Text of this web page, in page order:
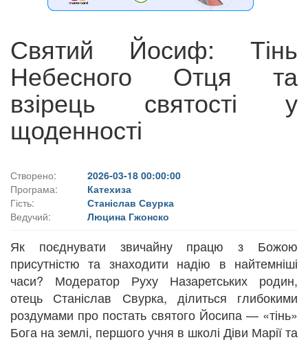
Святий Йосиф: Тінь
Небесного Отця та
взірець святості у
щоденності
Створено:
2026-03-18 00:00:00
Програма:
Катехиза
Гість:
Станіслав Свурка
Ведучий:
Люцина Гжонско
Як поєднувати звичайну працю з Божою
присутністю та знаходити надію в найтемніші
часи? Модератор Руху Назаретських родин,
отець Станіслав Свурка, ділиться глибокими
роздумами про постать святого Йосипа — «тінь»
Бога на землі, першого учня в школі Діви Марії та